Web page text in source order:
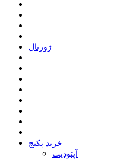
ﮊﻭﺭﻧﺎﻝ
خرید پکیج
ﺁﭘﺘﻮﺩﯾﺖ